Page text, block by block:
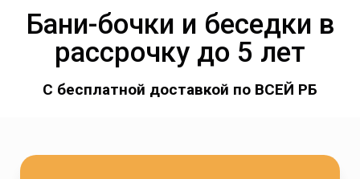
Бани-бочки и беседки в
рассрочку до 5 лет
С бесплатной доставкой по ВСЕЙ РБ